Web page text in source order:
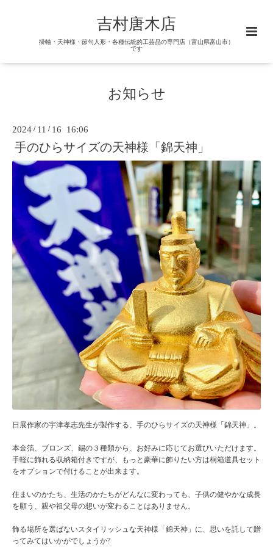
吉村唐木店
掛軸・天神様・節句人形・各種伝統的工芸品の専門店（富山県富山市）
です
お知らせ
2024 / 11 / 16 16:06
手のひらサイズの天神様「錦天神」
日展作家の宇津孝志先生が製作する、手のひらサイズの天神様「錦天神」。
本金箔、ブロンズ、錫の３種類から、お好みに応じてお選びいただけます。
手軽に飾れる収納箱付きですが、もっと豪華に飾りたい方は桐箱道具セット
をオプションで付けることが出来ます。
住まいのかたち、生活のかたちがどんなに変わっても、子供の健やかな成長
を願う、親や祖父母の想いが変わることはありません。
飾る場所を選ばないスタイリッシュな天神様「錦天神」に、思いを託して贈
ってみてはいかがでしょうか?